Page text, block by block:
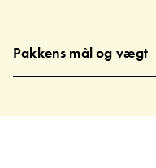
Pakkens mål og vægt